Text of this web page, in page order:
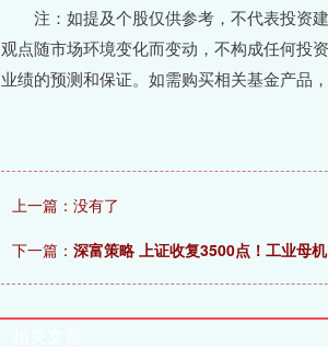
注：如提及个股仅供参考，不代表投资建
观点随市场环境变化而变动，不构成任何投
业绩的预测和保证。如需购买相关基金产品
上一篇：没有了
下一篇： 深富策略 上证收复3500点！工业母